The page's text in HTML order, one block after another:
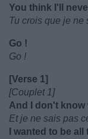
You think I'll
Tu crois que je ne
Go !
Go !
[Verse 1]
[Couplet 1]
And I don't know
Et je ne sais pas
I wanted to be